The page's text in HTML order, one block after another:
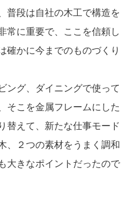
段は自社の木工で構造を
常に重要で、ここを信頼し
確かに今までのものづくり
グ、ダイニングで使って
そこを金属フレームにした
替えて、新たな仕事モード
、２つの素材をうまく調和
大きなポイントだったので